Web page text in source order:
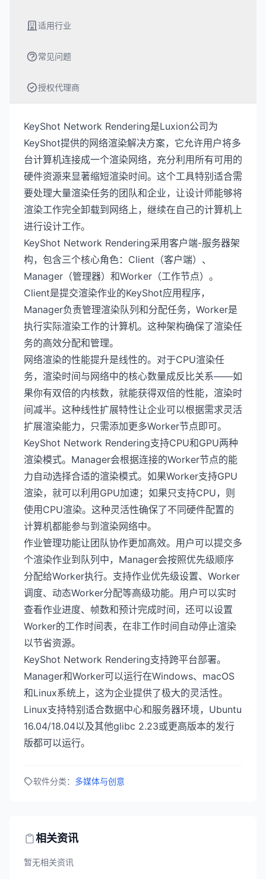
适用行业
常见问题
授权代理商
KeyShot Network Rendering是Luxion公司为
KeyShot提供的网络渲染解决方案，它允许用户将多
台计算机连接成一个渲染网络，充分利用所有可用的
硬件资源来显著缩短渲染时间。这个工具特别适合需
要处理大量渲染任务的团队和企业，让设计师能够将
渲染工作完全卸载到网络上，继续在自己的计算机上
进行设计工作。
KeyShot Network Rendering采用客户端-服务器架
构，包含三个核心角色：Client（客户端）、
Manager（管理器）和Worker（工作节点）。
Client是提交渲染作业的KeyShot应用程序，
Manager负责管理渲染队列和分配任务，Worker是
执行实际渲染工作的计算机。这种架构确保了渲染任
务的高效分配和管理。
网络渲染的性能提升是线性的。对于CPU渲染任
务，渲染时间与网络中的核心数量成反比关系——如
果你有双倍的内核数，就能获得双倍的性能，渲染时
间减半。这种线性扩展特性让企业可以根据需求灵活
扩展渲染能力，只需添加更多Worker节点即可。
KeyShot Network Rendering支持CPU和GPU两种
渲染模式。Manager会根据连接的Worker节点的能
力自动选择合适的渲染模式。如果Worker支持GPU
渲染，就可以利用GPU加速；如果只支持CPU，则
使用CPU渲染。这种灵活性确保了不同硬件配置的
计算机都能参与到渲染网络中。
作业管理功能让团队协作更加高效。用户可以提交多
个渲染作业到队列中，Manager会按照优先级顺序
分配给Worker执行。支持作业优先级设置、Worker
调度、动态Worker分配等高级功能。用户可以实时
查看作业进度、帧数和预计完成时间，还可以设置
Worker的工作时间表，在非工作时间自动停止渲染
以节省资源。
KeyShot Network Rendering支持跨平台部署。
Manager和Worker可以运行在Windows、macOS
和Linux系统上，这为企业提供了极大的灵活性。
Linux支持特别适合数据中心和服务器环境，Ubuntu
16.04/18.04以及其他glibc 2.23或更高版本的发行
版都可以运行。
软件分类： 多媒体与创意
相关资讯
暂无相关资讯